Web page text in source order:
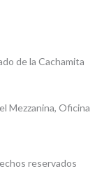
de la Cachamita
Mezzanina, Oficina
reservados